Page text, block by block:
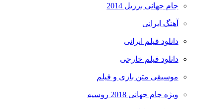
جام جهانی برزیل 2014
آهنگ ایرانی
دانلود فیلم ایرانی
دانلود فیلم خارجی
موسیقی متن بازی و فیلم
ویژه جام جهانی 2018 روسیه